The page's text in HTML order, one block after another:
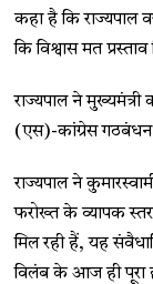
कहा है कि राज्यपाल
कि विश्वास मत
राज्यपाल ने
(एस)-कांग्रेस गठबंधन
राज्यपाल ने
फरोख्त के व्यापक
मिल रही हैं, यह
विलंब के आज ही पूरा